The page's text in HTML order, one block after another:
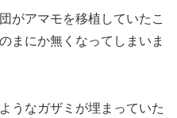
がアマモを移植していたこ
まにか無くなってしまいま
うなガザミが埋まっていた